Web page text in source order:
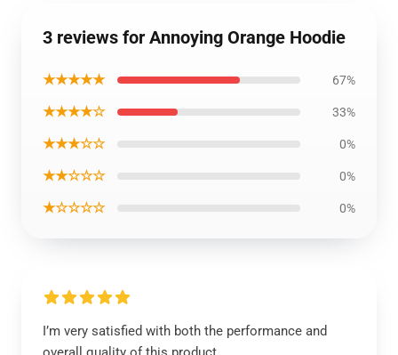
3 reviews for Annoying Orange Hoodie
★★★★★ 67%
★★★★☆ 33%
★★★☆☆ 0%
★★☆☆☆ 0%
★☆☆☆☆ 0%
I’m very satisfied with both the performance and